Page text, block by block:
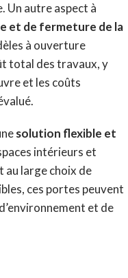
Un autre aspect à
et de fermeture de la
à ouverture
total des travaux, y
et les coûts
solution flexible et
intérieurs et
au large choix de
ces portes peuvent
et de